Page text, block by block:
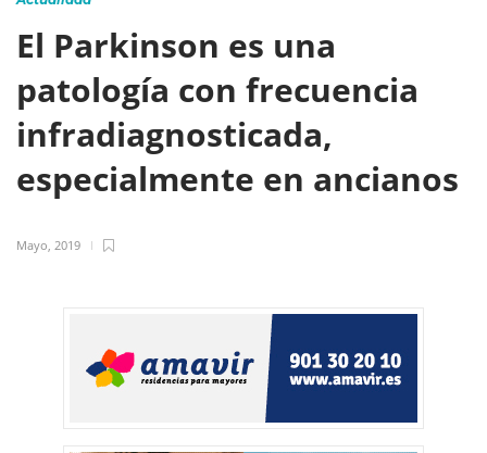
El Parkinson es una
patología con frecuencia
infradiagnosticada,
especialmente en ancianos
Mayo, 2019